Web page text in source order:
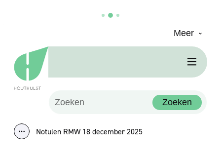
Meer
Houthulst
Waarmee kunnen we jou helpen?
Zoeken
Toon alle broodkruimel items
Notulen RMW 18 december 2025